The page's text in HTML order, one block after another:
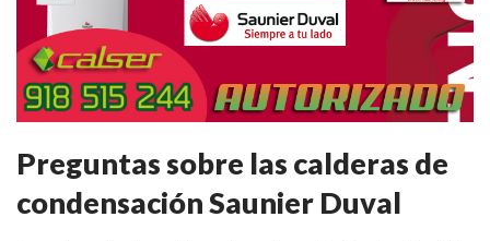
Preguntas sobre las calderas de
condensación Saunier Duval